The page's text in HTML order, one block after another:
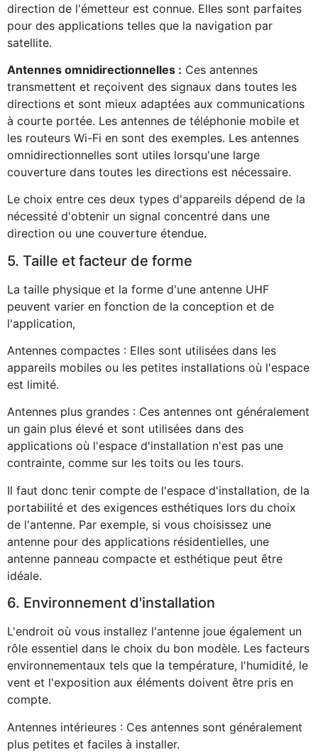
direction de l'émetteur est connue. Elles sont parfaites
pour des applications telles que la navigation par
satellite.
Antennes omnidirectionnelles : Ces antennes
transmettent et reçoivent des signaux dans toutes les
directions et sont mieux adaptées aux communications
à courte portée. Les antennes de téléphonie mobile et
les routeurs Wi-Fi en sont des exemples. Les antennes
omnidirectionnelles sont utiles lorsqu'une large
couverture dans toutes les directions est nécessaire.
Le choix entre ces deux types d'appareils dépend de la
nécessité d'obtenir un signal concentré dans une
direction ou une couverture étendue.
5. Taille et facteur de forme
La taille physique et la forme d'une antenne UHF
peuvent varier en fonction de la conception et de
l'application,
Antennes compactes : Elles sont utilisées dans les
appareils mobiles ou les petites installations où l'espace
est limité.
Antennes plus grandes : Ces antennes ont généralement
un gain plus élevé et sont utilisées dans des
applications où l'espace d'installation n'est pas une
contrainte, comme sur les toits ou les tours.
Il faut donc tenir compte de l'espace d'installation, de la
portabilité et des exigences esthétiques lors du choix
de l'antenne. Par exemple, si vous choisissez une
antenne pour des applications résidentielles, une
antenne panneau compacte et esthétique peut être
idéale.
6. Environnement d'installation
L'endroit où vous installez l'antenne joue également un
rôle essentiel dans le choix du bon modèle. Les facteurs
environnementaux tels que la température, l'humidité, le
vent et l'exposition aux éléments doivent être pris en
compte.
Antennes intérieures : Ces antennes sont généralement
plus petites et faciles à installer.